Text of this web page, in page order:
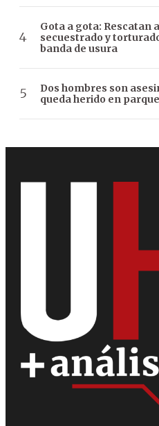
Gota a gota: Rescatan
secuestrado y
banda de usura
Dos hombres son
queda herido en